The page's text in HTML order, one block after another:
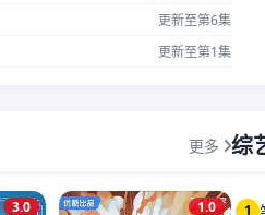
更新至第6集
更新至第1集
更多
3.0 1.0
综
1